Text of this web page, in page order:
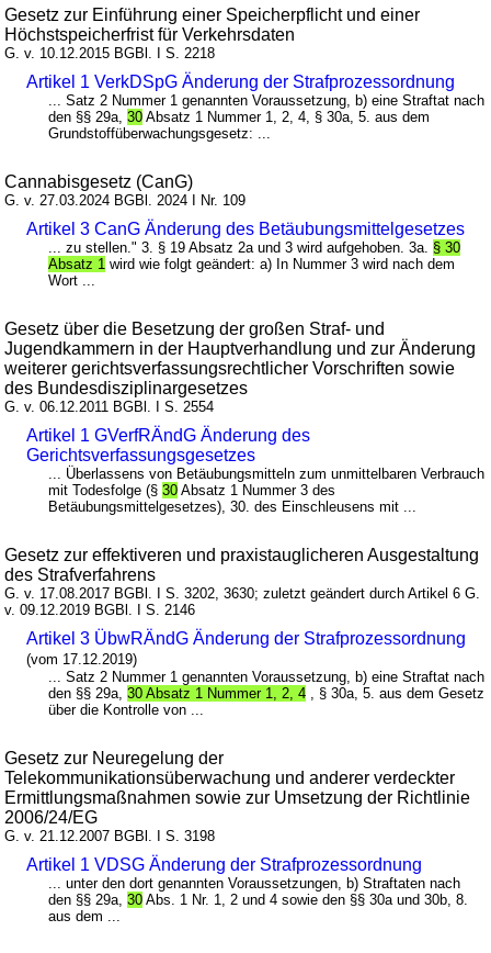
Gesetz zur Einführung einer Speicherpflicht und einer
Höchstspeicherfrist für Verkehrsdaten
G. v. 10.12.2015 BGBl. I S. 2218
Artikel 1 VerkDSpG Änderung der Strafprozessordnung
... Satz 2 Nummer 1 genannten Voraussetzung, b) eine Straftat nach
den §§ 29a,30 Absatz 1 Nummer 1, 2, 4, § 30a, 5. aus dem
Grundstoffüberwachungsgesetz: ...
Cannabisgesetz (CanG)
G. v. 27.03.2024 BGBl. 2024 I Nr. 109
Artikel 3 CanG Änderung des Betäubungsmittelgesetzes
... zu stellen." 3. § 19 Absatz 2a und 3 wird aufgehoben. 3a. § 30
Absatz 1 wird wie folgt geändert: a) In Nummer 3 wird nach dem
Wort ...
Gesetz über die Besetzung der großen Straf- und
Jugendkammern in der Hauptverhandlung und zur Änderung
weiterer gerichtsverfassungsrechtlicher Vorschriften sowie
des Bundesdisziplinargesetzes
G. v. 06.12.2011 BGBl. I S. 2554
Artikel 1 GVerfRÄndG Änderung des
Gerichtsverfassungsgesetzes
... Überlassens von Betäubungsmitteln zum unmittelbaren Verbrauch
mit Todesfolge (§30 Absatz 1 Nummer 3 des
Betäubungsmittelgesetzes), 30. des Einschleusens mit ...
Gesetz zur effektiveren und praxistauglicheren Ausgestaltung
des Strafverfahrens
G. v. 17.08.2017 BGBl. I S. 3202, 3630; zuletzt geändert durch Artikel 6 G.
v. 09.12.2019 BGBl. I S. 2146
Artikel 3 ÜbwRÄndG Änderung der Strafprozessordnung
(vom 17.12.2019)
... Satz 2 Nummer 1 genannten Voraussetzung, b) eine Straftat nach
den §§ 29a,30 Absatz 1 Nummer 1, 2, 4 , § 30a, 5. aus dem Gesetz
über die Kontrolle von ...
Gesetz zur Neuregelung der
Telekommunikationsüberwachung und anderer verdeckter
Ermittlungsmaßnahmen sowie zur Umsetzung der Richtlinie
2006/24/EG
G. v. 21.12.2007 BGBl. I S. 3198
Artikel 1 VDSG Änderung der Strafprozessordnung
... unter den dort genannten Voraussetzungen, b) Straftaten nach
den §§ 29a,30 Abs. 1 Nr. 1, 2 und 4 sowie den §§ 30a und 30b, 8.
aus dem ...